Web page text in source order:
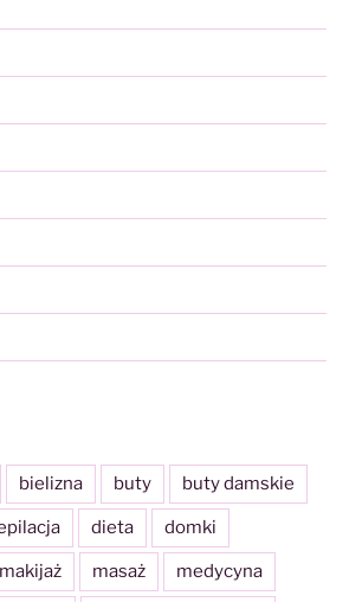
bielizna buty buty damskie
dieta domki
makijaż masaż medycyna